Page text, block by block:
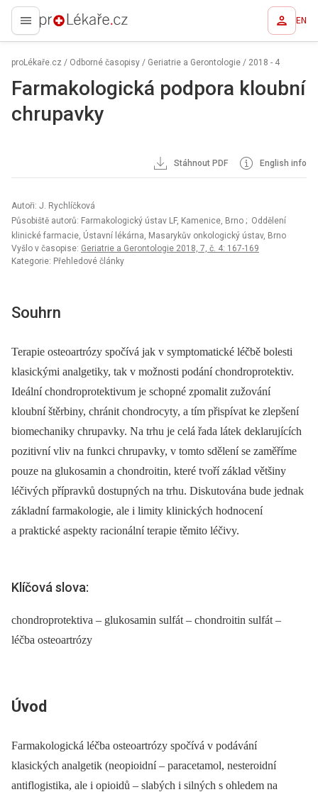
proLékaře.cz EN
proLékaře.cz / Odborné časopisy / Geriatrie a Gerontologie / 2018 - 4
Farmakologická podpora kloubní
chrupavky
Stáhnout PDF English info
Autoři: J. Rychlíčková
Působiště autorů: Farmakologický ústav LF, Kamenice, Brno ; Oddělení
klinické farmacie, Ústavní lékárna, Masarykův onkologický ústav, Brno
Vyšlo v časopise: Geriatrie a Gerontologie 2018, 7, č. 4: 167-169
Kategorie: Přehledové články
Souhrn
Terapie osteoartrózy spočívá jak v symptomatické léčbě bolesti
klasickými analgetiky, tak v možnosti podání chondroprotektiv.
Ideální chondroprotektivum je schopné zpomalit zužování
kloubní štěrbiny, chránit chondrocyty, a tím přispívat ke zlepšení
biomechaniky chrupavky. Na trhu je celá řada látek deklarujících
pozitivní vliv na funkci chrupavky, v tomto sdělení se zaměříme
pouze na glukosamin a chondroitin, které tvoří základ většiny
léčivých přípravků dostupných na trhu. Diskutována bude jednak
základní farmakologie, ale i limity klinických hodnocení
a praktické aspekty racionální terapie těmito léčivy.
Klíčová slova:
chondroprotektiva – glukosamin sulfát – chondroitin sulfát –
léčba osteoartrózy
Úvod
Farmakologická léčba osteoartrózy spočívá v podávání
klasických analgetik (neopioidní –⁠ paracetamol, nesteroidní
antiflogistika, ale i opioidů –⁠ slabých i silných s ohledem na